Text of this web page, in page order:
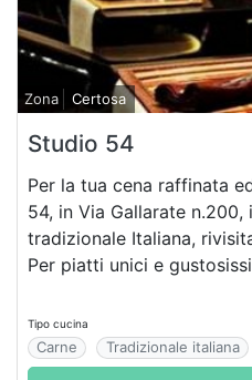
Zona Certosa
Studio 54
Per la tua cena raffinata
54, in Via Gallarate
tradizionale Italiana,
Per piatti unici e
Tipo cucina
Carne Tradizionale italiana